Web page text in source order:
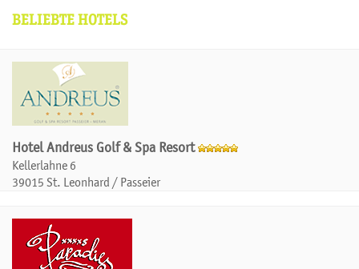
BELIEBTE HOTELS
Hotel Andreus Golf & Spa Resort
Kellerlahne 6
39015 St. Leonhard / Passeier